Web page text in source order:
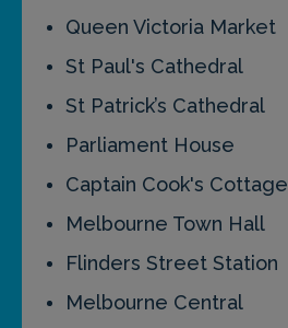
Queen Victoria Market
St Paul's Cathedral
St Patrick’s Cathedral
Parliament House
Captain Cook's Cottage
Melbourne Town Hall
Flinders Street Station
Melbourne Central